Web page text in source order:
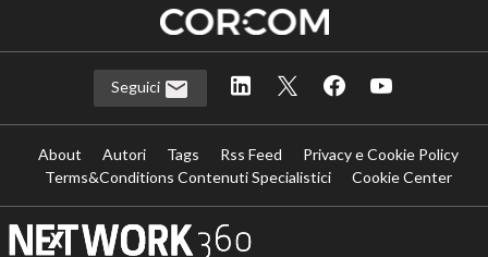
Seguici
About Autori Tags Rss Feed
Privacy e Cookie Policy
Terms&Conditions Contenuti Specialistici
Cookie Center